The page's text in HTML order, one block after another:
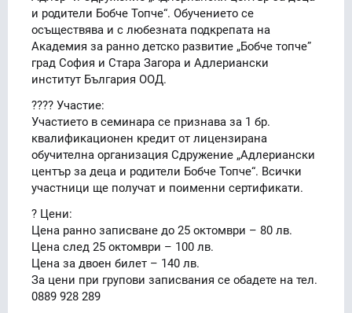
и родители Бобче Топче“. Обучението се
осъществява и с любезната подкрепата на
Академия за ранно детско развитие „Бобче топче”
град София и Стара Загора и Адлериански
институт България ООД.
?‍??‍? Участие:
Участието в семинара се признава за 1 бр.
квалификационен кредит от лицензирана
обучителна организация Сдружение „Адлериански
център за деца и родители Бобче Топче“. Всички
участници ще получат и поименни сертификати.
? Цени:
Цена ранно записване до 25 октомври – 80 лв.
Цена след 25 октомври – 100 лв.
Цена за двоен билет – 140 лв.
За цени при групови записвания се обадете на тел.
0889 928 289